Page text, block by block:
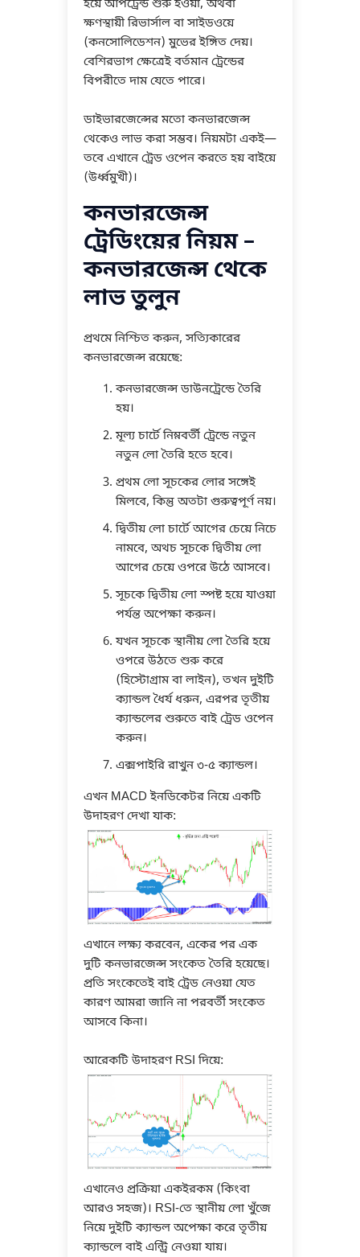
হয়ে আপট্রেন্ড শুরু হওয়া, অথবা
ক্ষণস্থায়ী রিভার্সাল বা সাইডওয়ে
(কনসোলিডেশন) মুভের ইঙ্গিত দেয়।
বেশিরভাগ ক্ষেত্রেই বর্তমান ট্রেন্ডের
বিপরীতে দাম যেতে পারে।
ডাইভারজেন্সের মতো কনভারজেন্স
থেকেও লাভ করা সম্ভব। নিয়মটা একই—
তবে এখানে ট্রেড ওপেন করতে হয় বাইয়ে
(উর্ধ্বমুখী)।
কনভারজেন্স
ট্রেডিংয়ের নিয়ম –
কনভারজেন্স থেকে
লাভ তুলুন
প্রথমে নিশ্চিত করুন, সত্যিকারের
কনভারজেন্স রয়েছে:
কনভারজেন্স ডাউনট্রেন্ডে তৈরি
হয়।
মূল্য চার্টে নিম্নবর্তী ট্রেন্ডে নতুন
নতুন লো তৈরি হতে হবে।
প্রথম লো সূচকের লোর সঙ্গেই
মিলবে, কিন্তু অতটা গুরুত্বপূর্ণ নয়।
দ্বিতীয় লো চার্টে আগের চেয়ে নিচে
নামবে, অথচ সূচকে দ্বিতীয় লো
আগের চেয়ে ওপরে উঠে আসবে।
সূচকে দ্বিতীয় লো স্পষ্ট হয়ে যাওয়া
পর্যন্ত অপেক্ষা করুন।
যখন সূচকে স্থানীয় লো তৈরি হয়ে
ওপরে উঠতে শুরু করে
(হিস্টোগ্রাম বা লাইন), তখন দুইটি
ক্যান্ডল ধৈর্য ধরুন, এরপর তৃতীয়
ক্যান্ডলের শুরুতে বাই ট্রেড ওপেন
করুন।
এক্সপাইরি রাখুন ৩-৫ ক্যান্ডল।
এখন MACD ইনডিকেটর নিয়ে একটি
উদাহরণ দেখা যাক:
এখানে লক্ষ্য করবেন, একের পর এক
দুটি কনভারজেন্স সংকেত তৈরি হয়েছে।
প্রতি সংকেতেই বাই ট্রেড নেওয়া যেত
কারণ আমরা জানি না পরবর্তী সংকেত
আসবে কিনা।
আরেকটি উদাহরণ RSI দিয়ে:
এখানেও প্রক্রিয়া একইরকম (কিংবা
আরও সহজ)। RSI-তে স্থানীয় লো খুঁজে
নিয়ে দুইটি ক্যান্ডল অপেক্ষা করে তৃতীয়
ক্যান্ডলে বাই এন্ট্রি নেওয়া যায়।